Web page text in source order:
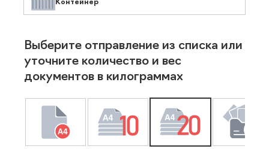
Контейнер
Выберите отправление из списка или
уточните количество и вес
документов в килограммах